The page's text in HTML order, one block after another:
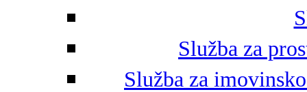
Služba za
Služba za